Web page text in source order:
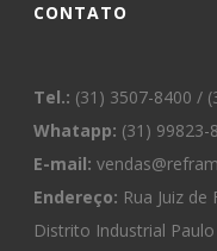
CONTATO
Tel.: (31) 3507-8400 /
Whatapp: (31) 99823-
E-mail:
Endereço: Rua Juiz
Distrito Industrial